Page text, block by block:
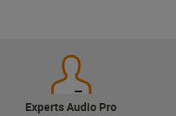
Experts Audio Pro